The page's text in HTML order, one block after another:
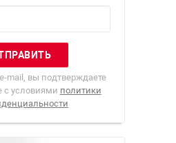
mail, вы подтверждаете
с условиями политики